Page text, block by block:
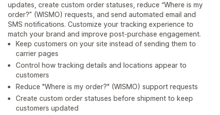
updates, create custom order statuses, reduce “Where is my
order?” (WISMO) requests, and send automated email and
SMS notifications. Customize your tracking experience to
match your brand and improve post-purchase engagement.
Keep customers on your site instead of sending them to
carrier pages
Control how tracking details and locations appear to
customers
Reduce "Where is my order?" (WISMO) support requests
Create custom order statuses before shipment to keep
customers updated